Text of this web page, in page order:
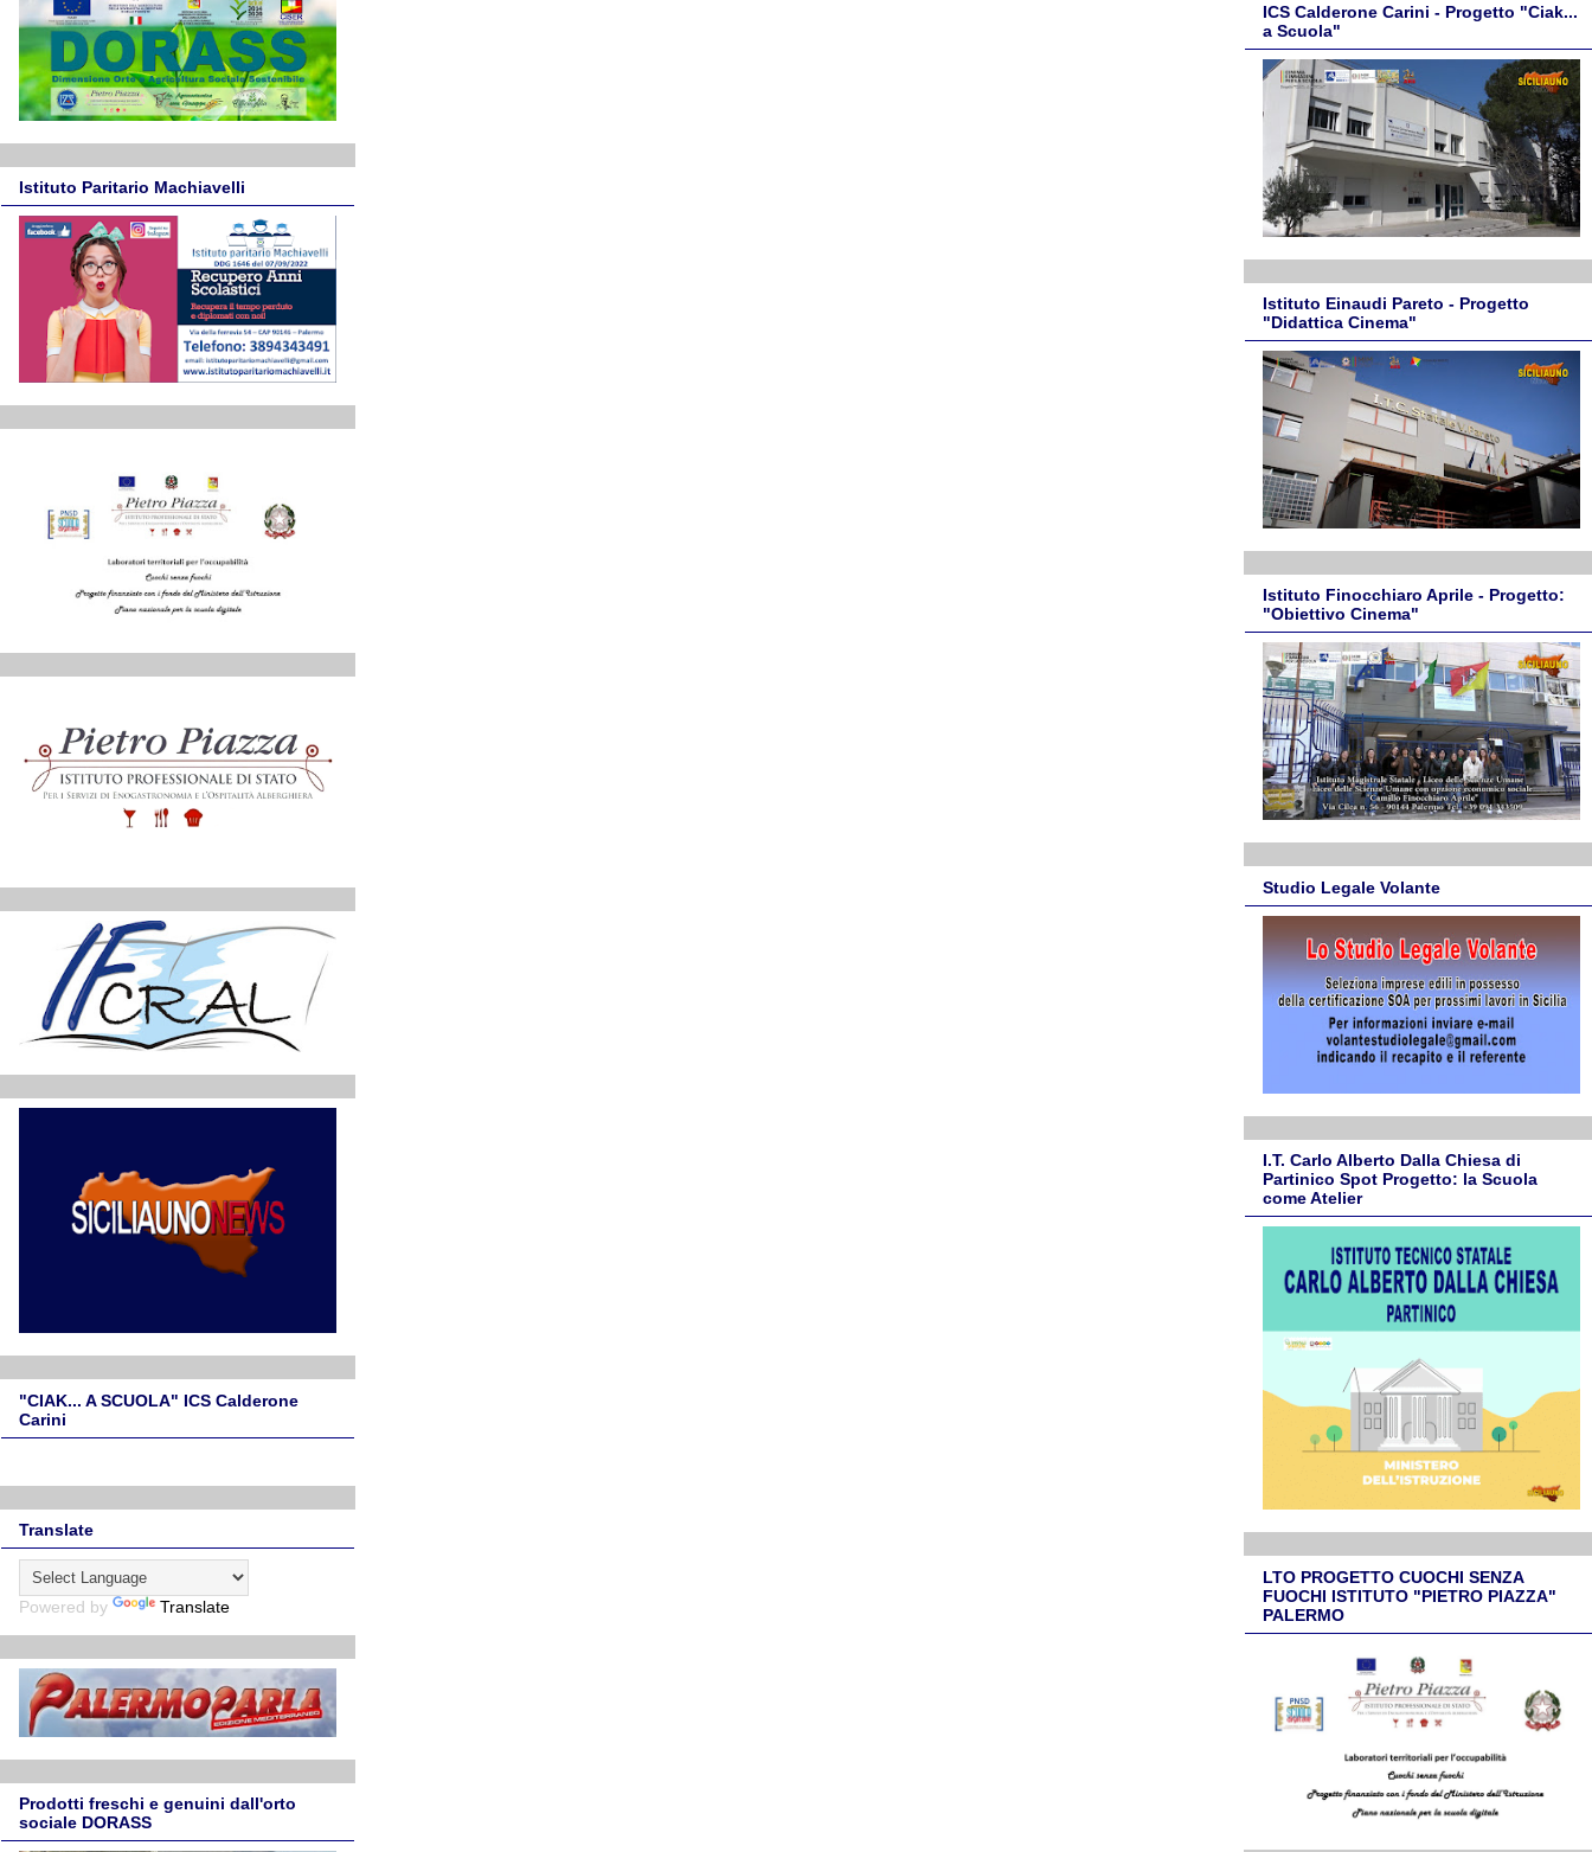
Istituto Paritario Machiavelli
"CIAK... A SCUOLA" ICS Calderone
Carini
Translate
Powered by Translate
Prodotti freschi e genuini dall'orto
sociale DORASS
ICS Calderone Carini - Progetto "Ciak...
a Scuola"
Istituto Einaudi Pareto - Progetto
"Didattica Cinema"
Istituto Finocchiaro Aprile - Progetto:
"Obiettivo Cinema"
Studio Legale Volante
I.T. Carlo Alberto Dalla Chiesa di
Partinico Spot Progetto: la Scuola
come Atelier
LTO PROGETTO CUOCHI SENZA
FUOCHI ISTITUTO "PIETRO PIAZZA"
PALERMO